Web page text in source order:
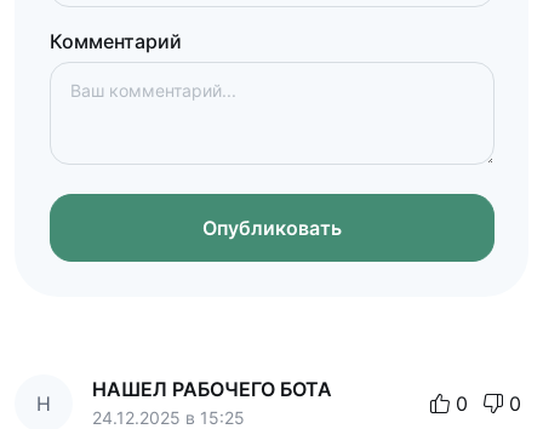
Комментарий
Опубликовать
Н
НАШЕЛ РАБОЧЕГО БОТА
24.12.2025 в 15:25
0 0